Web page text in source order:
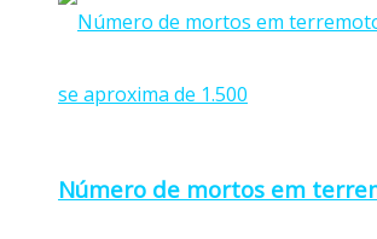
Número de mortos em